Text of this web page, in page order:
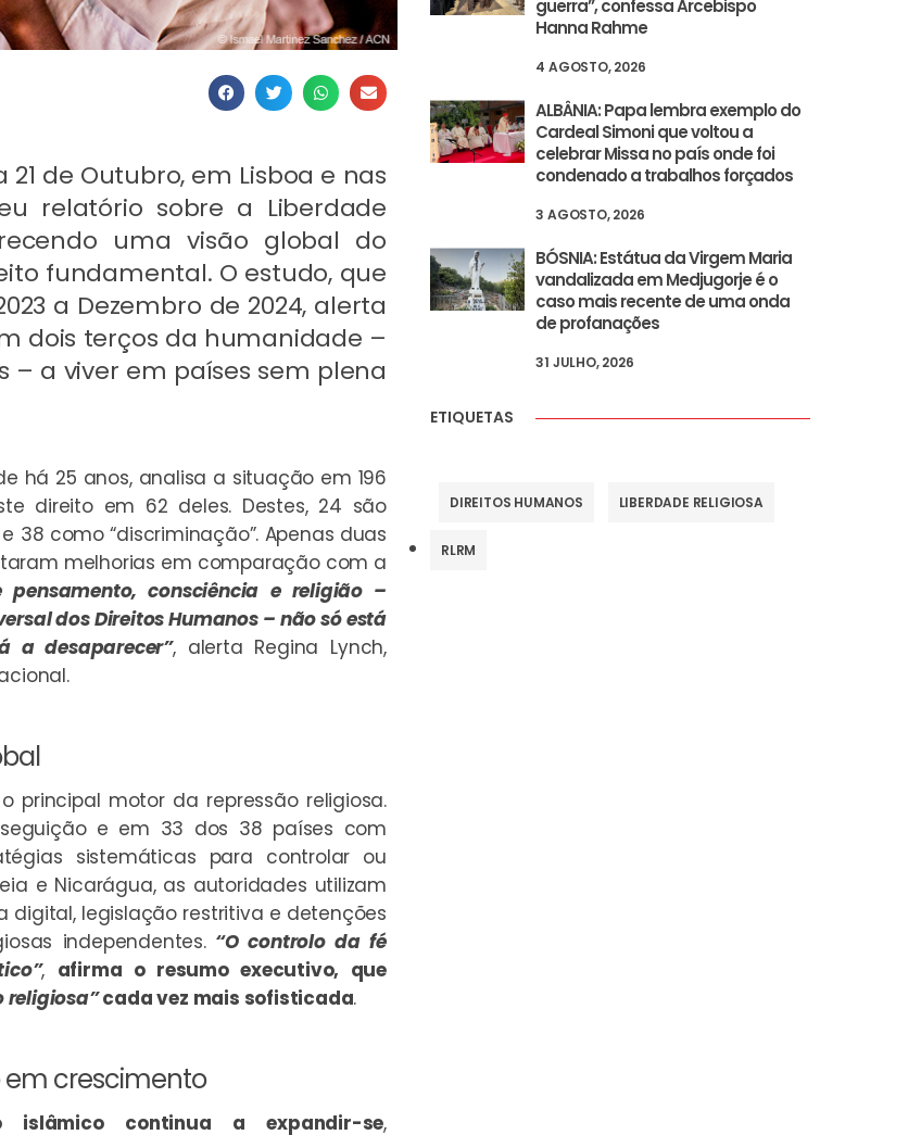
21 de Outubro, em Lisboa e nas
relatório sobre a Liberdade
uma visão global do
fundamental. O estudo, que
a Dezembro de 2024, alerta
dois terços da humanidade –
– a viver em países sem plena
há 25 anos, analisa a situação em 196
direito em 62 deles. Destes, 24 são
38 como “discriminação”. Apenas duas
melhorias em comparação com a
consciência e religião –
dos Direitos Humanos – não só está
a desaparecer”, alerta Regina Lynch,
principal motor da repressão religiosa.
e em 33 dos 38 países com
sistemáticas para controlar ou
e Nicarágua, as autoridades utilizam
digital, legislação restritiva e detenções
independentes.“O controlo da fé
, afirma o resumo executivo, que
religiosa”cada vez mais sofisticada.
em crescimento
islâmico continua a expandir-se,
guerra”, confessa Arcebispo
Hanna Rahme
4 AGOSTO, 2026
ALBÂNIA: Papa lembra exemplo do
Cardeal Simoni que voltou a
celebrar Missa no país onde foi
condenado a trabalhos forçados
3 AGOSTO, 2026
BÓSNIA: Estátua da Virgem Maria
vandalizada em Medjugorje é o
caso mais recente de uma onda
de profanações
31 JULHO, 2026
ETIQUETAS
DIREITOS HUMANOS LIBERDADE RELIGIOSA
RLRM